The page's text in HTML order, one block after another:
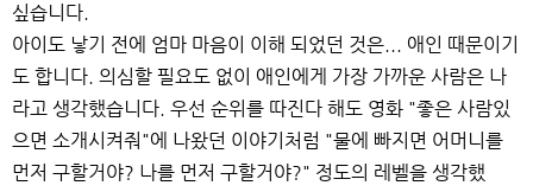
싶습니다.
아이도 낳기 전에 엄마 마음이 이해 되었던 것은... 애인 때문이기
도 합니다. 의심할 필요도 없이 애인에게 가장 가까운 사람은 나
라고 생각했습니다. 우선 순위를 따진다 해도 영화 "좋은 사람있
으면 소개시켜줘"에 나왔던 이야기처럼 "물에 빠지면 어머니를
먼저 구할거야? 나를 먼저 구할거야?" 정도의 레벨을 생각했